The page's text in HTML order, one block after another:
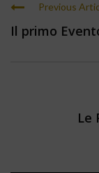
Previous
Il primo
Le